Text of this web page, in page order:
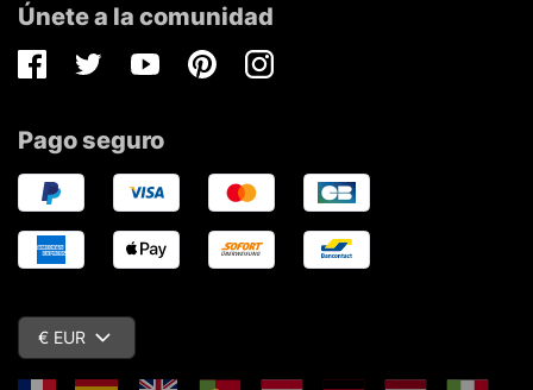
Únete a la comunidad
FacebookTwitterYoutubePinterestInstagram
Pago seguro
€ EUR